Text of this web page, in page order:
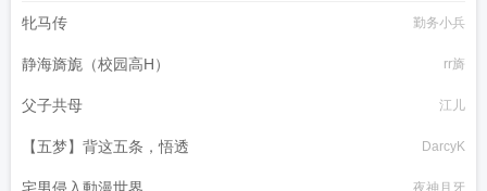
牝马传 勤务小兵
静海旖旎（校园高H） rr旖
父子共母 江儿
【五梦】背这五条，悟透 DarcyK
夜神月牙